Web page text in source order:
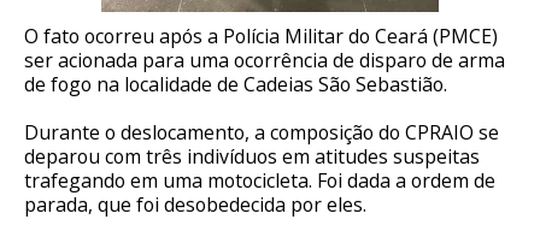
O fato ocorreu após a Polícia Militar do Ceará (PMCE)
ser acionada para uma ocorrência de disparo de arma
de fogo na localidade de Cadeias São Sebastião.
Durante o deslocamento, a composição do CPRAIO se
deparou com três indivíduos em atitudes suspeitas
trafegando em uma motocicleta. Foi dada a ordem de
parada, que foi desobedecida por eles.